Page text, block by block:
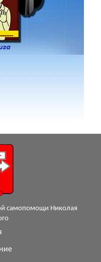
самопомощи Николая